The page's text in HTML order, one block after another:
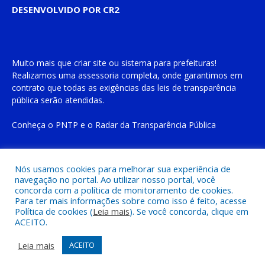
DESENVOLVIDO POR CR2
Muito mais que criar site ou sistema para prefeituras!
Realizamos uma assessoria completa, onde garantimos em
contrato que todas as exigências das leis de transparência
pública serão atendidas.
Conheça o PNTP e o Radar da Transparência Pública
Todos os direitos reservados a Prefeitura Municipal de Cachoeira
do Piriá
Mapa do Site
Acessar o Webmail
Nós usamos cookies para melhorar sua experiência de
navegação no portal. Ao utilizar nosso portal, você
concorda com a política de monitoramento de cookies.
Para ter mais informações sobre como isso é feito, acesse
Política de cookies (Leia mais). Se você concorda, clique em
ACEITO.
Leia mais
ACEITO